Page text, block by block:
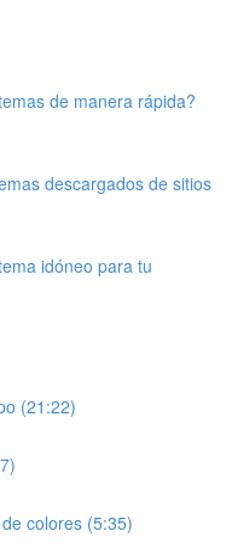
de manera rápida?
descargados de sitios
idóneo para tu
(21:22)
colores (5:35)